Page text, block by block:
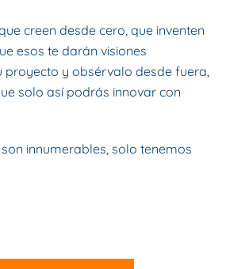
creen desde cero, que inventen
esos te darán visiones
proyecto y obsérvalo desde fuera,
solo así podrás innovar con
innumerables, solo tenemos